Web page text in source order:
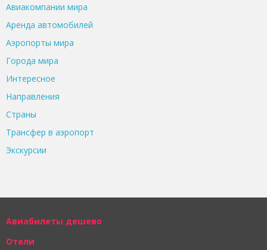
Авиакомпании мира
Аренда автомобилей
Аэропорты мира
Города мира
Интересное
Направления
Страны
Трансфер в аэропорт
Экскурсии
Авиабилеты дешево
Отели